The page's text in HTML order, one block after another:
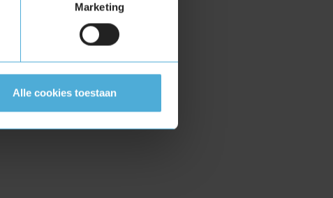
Marketing
Alle cookies toestaan